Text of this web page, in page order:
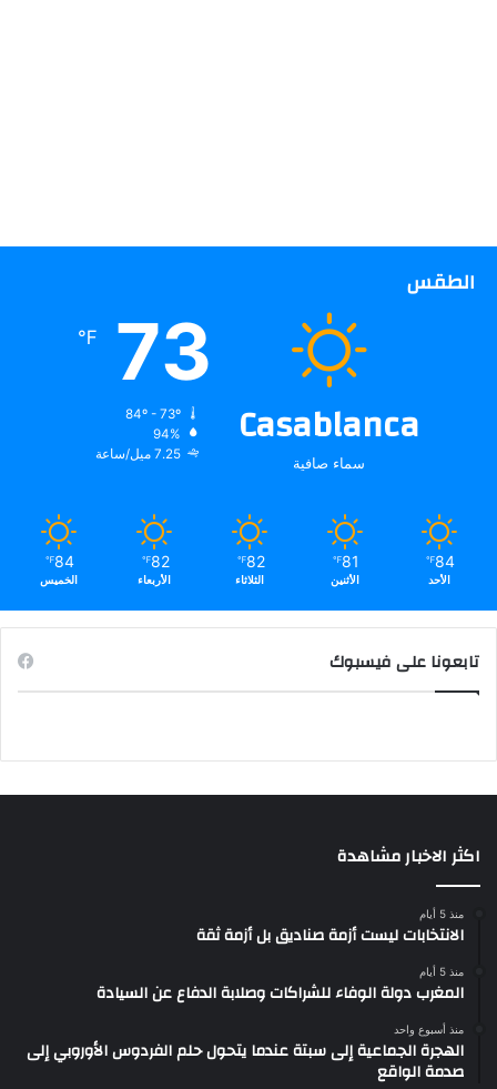
الطقس
Casablanca
سماء صافية
73
℉
94%
7.25 ميل/ساعة
84
℉
الأحد
81
℉
الأثنين
82
℉
الثلاثاء
82
℉
الأربعاء
84
℉
الخميس
تابعونا على فيسبوك
اكثر الاخبار مشاهدة
منذ 5 أيام
الانتخابات ليست أزمة صناديق بل أزمة ثقة
منذ 5 أيام
المغرب دولة الوفاء للشراكات وصلابة الدفاع عن السيادة
منذ أسبوع واحد
الهجرة الجماعية إلى سبتة عندما يتحول حلم الفردوس الأوروبي إلى
صدمة الواقع